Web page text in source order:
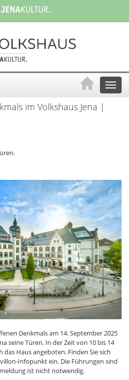
Toggle
im Volkshaus Jena |
Denkmals am 14. September 2025
seine Türen. In der Zeit von 10 bis 14
Haus angeboten. Finden Sie sich
Infopunkt ein. Die Führungen sind
ist nicht notwendig.